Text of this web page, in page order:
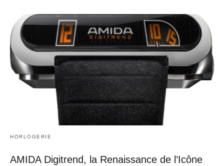
HORLOGERIE
AMIDA Digitrend, la Renaissance de l’Icône